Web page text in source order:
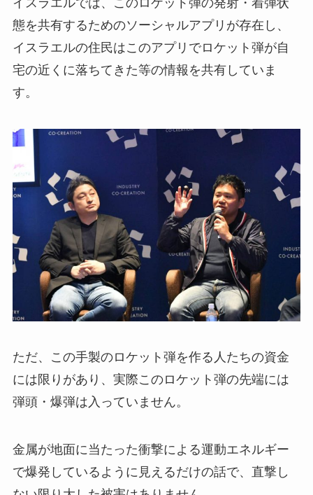
イスラエルでは、このロケット弾の発射・着弾状
態を共有するためのソーシャルアプリが存在し、
イスラエルの住民はこのアプリでロケット弾が自
宅の近くに落ちてきた等の情報を共有していま
す。
ただ、この手製のロケット弾を作る人たちの資金
には限りがあり、実際このロケット弾の先端には
弾頭・爆弾は入っていません。
金属が地面に当たった衝撃による運動エネルギー
で爆発しているように見えるだけの話で、直撃し